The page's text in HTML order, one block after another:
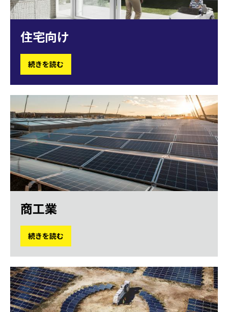
住宅向け
続きを読む
商工業
続きを読む